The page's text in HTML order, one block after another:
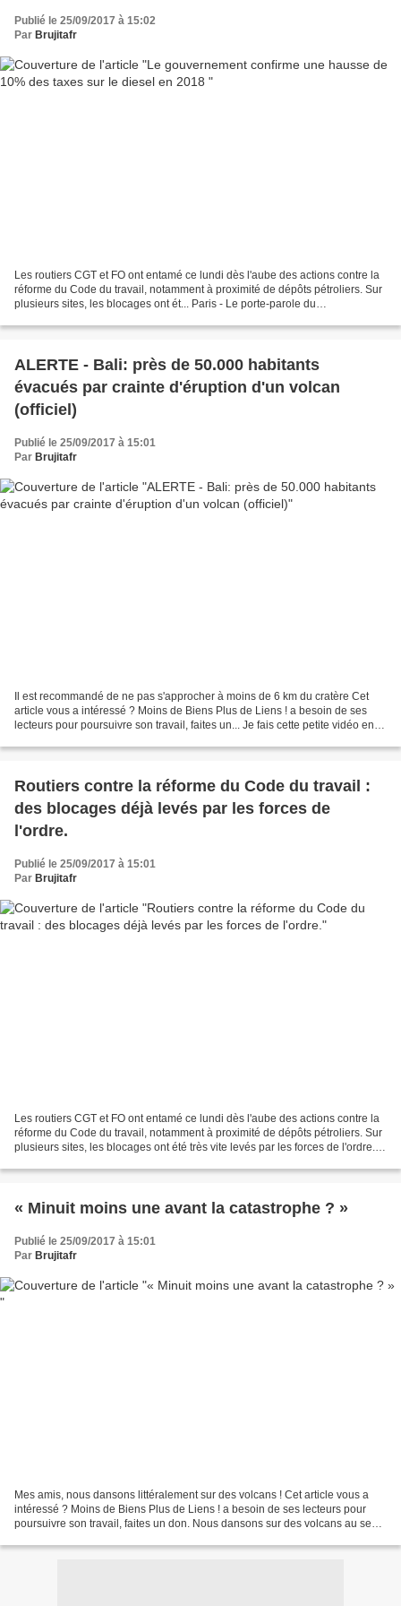
Publié le 25/09/2017 à 15:02
Par Brujitafr
Les routiers CGT et FO ont entamé ce lundi dès l'aube des actions contre la
réforme du Code du travail, notamment à proximité de dépôts pétroliers. Sur
plusieurs sites, les blocages ont ét... Paris - Le porte-parole du
ALERTE - Bali: près de 50.000 habitants
évacués par crainte d'éruption d'un volcan
(officiel)
Publié le 25/09/2017 à 15:01
Par Brujitafr
Il est recommandé de ne pas s'approcher à moins de 6 km du cratère Cet
article vous a intéressé ? Moins de Biens Plus de Liens ! a besoin de ses
lecteurs pour poursuivre son travail, faites un... Je fais cette petite vidéo en
Routiers contre la réforme du Code du travail :
des blocages déjà levés par les forces de
l'ordre.
Publié le 25/09/2017 à 15:01
Par Brujitafr
Les routiers CGT et FO ont entamé ce lundi dès l'aube des actions contre la
réforme du Code du travail, notamment à proximité de dépôts pétroliers. Sur
plusieurs sites, les blocages ont été très vite levés par les forces de l'ordre.
« Minuit moins une avant la catastrophe ? »
Publié le 25/09/2017 à 15:01
Par Brujitafr
Mes amis, nous dansons littéralement sur des volcans ! Cet article vous a
intéressé ? Moins de Biens Plus de Liens ! a besoin de ses lecteurs pour
poursuivre son travail, faites un don. Nous dansons sur des volcans au sens